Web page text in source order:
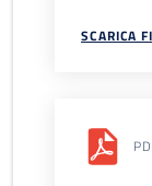
SCARICA